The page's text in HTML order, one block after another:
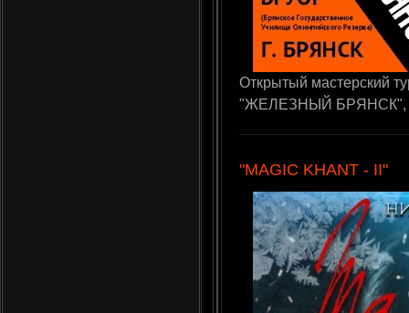
Открытый мастерский
"ЖЕЛЕЗНЫЙ БРЯНСК",
"MAGIC KHANT - II"